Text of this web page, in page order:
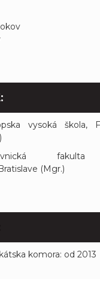
vysoká škola,
fakulta
(Mgr.)
komora: od 2013